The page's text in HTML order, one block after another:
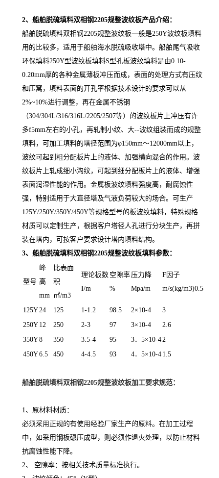
2、 船舶脱硫填料双相钢2205规整波纹板产品介绍：
船舶脱硫填料双相钢2205规整波纹板一般是250Y波纹板填料
用的比较多，适用于船舶海水脱硫吸收塔中。船舶尾气吸收
环保填料250Y型波纹板填料S型孔板波纹填料是由0.10-
0.20mm厚的各种金属薄板冲压而成，表面的处理方式有压纹
和压窝，填料表面的开孔率根据技术设计的要求可以从
2%~10%进行调整，再在金属不锈钢
（304/304L/316/316L/2205/2507等）的波纹板片上冲压有许
多f5mm左右的小孔，再轧制小纹、大--波纹组装而成的规整
填料，可加工填料的塔径范围为φ150mm～12000mm以上，
波纹可起到粗分配板片上的液体、加强横向混合的作用。波
纹板片上轧成细小沟纹，可起到细分配板片上的液体、增强
表面润湿性能的作用。金属板波纹填料强度高，耐腐蚀性
强，特别适用于大直径塔及气液负荷较大的场合。可生产
125Y/250Y/350Y/450Y等规格型号的板波纹填料，特殊规格
材质可以定制生产，根据客户塔径人孔进行分块生产，再拼
装在塔内，可按客户要求设计塔内填料结构。
3、 船舶脱硫填料双相钢2205规整波纹板填料参数：
型号
峰
高
mm
比表面
积
㎡/m3
理论板数
I/m
空隙率
%
压力降
Mpa/m
F因子
m/s(kg/m3)0.5
125Y 24 125 1-1.2 98.5 2×10-4
3
250Y 12 250 2-3 97 3×10-4
2.6
350Y8 350 3.5-4 95 3．5×10-4 2
450Y6.5 450 4-4.5 93 4．5×10-4 1.5
船舶脱硫填料双相钢2205规整波纹板加工要求规范：
1、原材料材质：
必须采用正规的有使用经验厂家生产的原料。在加工过程
中，如采用钢板碾压成型，则必须作退火处理，以防止材料
抗腐蚀性能下降。
2、 空隙率：按相关技术质量标准执行。